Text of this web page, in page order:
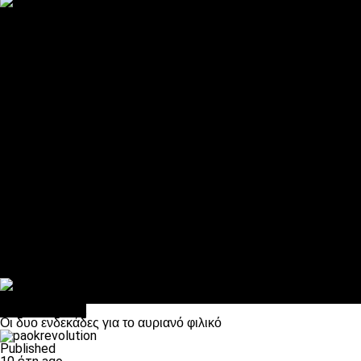
Οι δυο ενδεκάδες για το αυριανό φιλικό
Published